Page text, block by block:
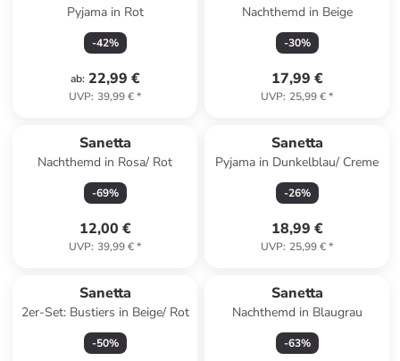
Pyjama in Rot
-42%
ab: 22,99 €
UVP: 39,99 €*
Nachthemd in Beige
-30%
17,99 €
UVP: 25,99 €*
Sanetta
Nachthemd in Rosa/ Rot
-69%
12,00 €
UVP: 39,99 €*
Sanetta
Pyjama in Dunkelblau/ Creme
-26%
18,99 €
UVP: 25,99 €*
Sanetta
2er-Set: Bustiers in Beige/ Rot
-50%
Sanetta
Nachthemd in Blaugrau
-63%